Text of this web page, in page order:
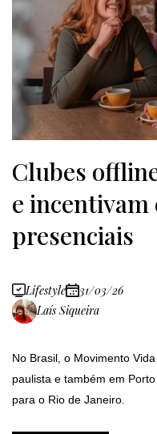
Clubes
e
presenciais
Lifestyle
31/03/26
Laís Siqueira
No Brasil, o Movimento
paulista e também em
para o Rio de Janeiro.